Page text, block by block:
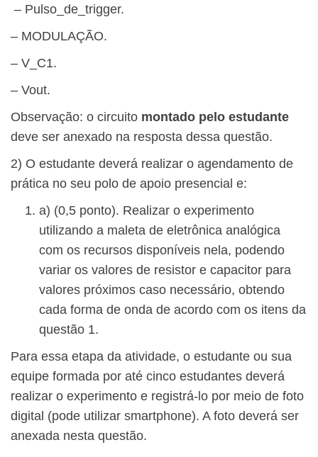
– Pulso_de_trigger.
– MODULAÇÃO.
– V_C1.
– Vout.
Observação: o circuito montado pelo estudante
deve ser anexado na resposta dessa questão.
2) O estudante deverá realizar o agendamento de
prática no seu polo de apoio presencial e:
a) (0,5 ponto). Realizar o experimento
utilizando a maleta de eletrônica analógica
com os recursos disponíveis nela, podendo
variar os valores de resistor e capacitor para
valores próximos caso necessário, obtendo
cada forma de onda de acordo com os itens da
questão 1.
Para essa etapa da atividade, o estudante ou sua
equipe formada por até cinco estudantes deverá
realizar o experimento e registrá-lo por meio de foto
digital (pode utilizar smartphone). A foto deverá ser
anexada nesta questão.